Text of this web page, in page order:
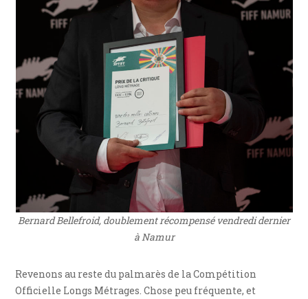
Bernard Bellefroid, doublement récompensé vendredi dernier
à Namur
Revenons au reste du palmarès de la Compétition
Officielle Longs Métrages. Chose peu fréquente, et